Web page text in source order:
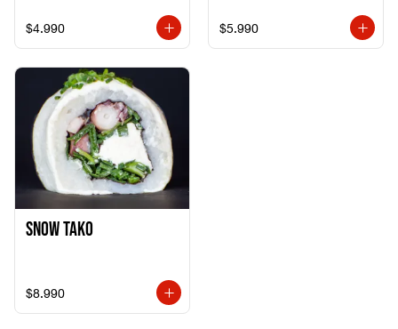
$4.990 $5.990
Snow Tako
$8.990